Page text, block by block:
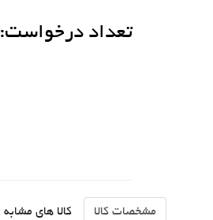
تعداد درخواست:
مشخصات کالا کالا های مشابه